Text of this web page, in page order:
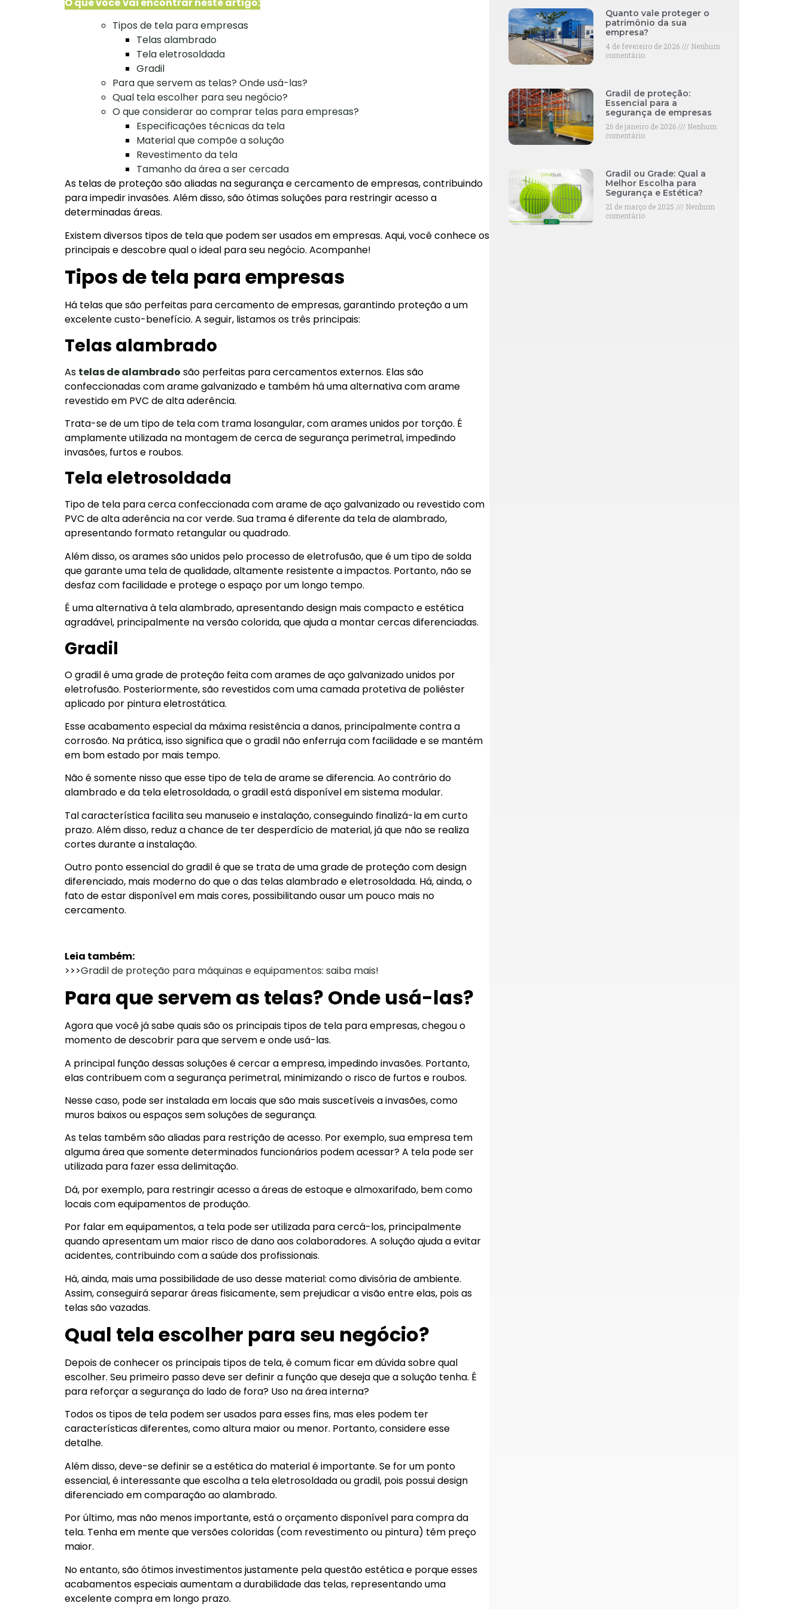
Tipos de tela para empresas
Telas alambrado
Tela eletrosoldada
Gradil
Para que servem as telas? Onde usá-las?
Qual tela escolher para seu negócio?
O que considerar ao comprar telas para empresas?
Especificações técnicas da tela
Material que compõe a solução
Revestimento da tela
Tamanho da área a ser cercada
As telas de proteção são aliadas na segurança e cercamento de empresas, contribuindo
para impedir invasões. Além disso, são ótimas soluções para restringir acesso a
determinadas áreas.
Existem diversos tipos de tela que podem ser usados em empresas. Aqui, você conhece os
principais e descobre qual o ideal para seu negócio. Acompanhe!
Tipos de tela para empresas
Há telas que são perfeitas para cercamento de empresas, garantindo proteção a um
excelente custo-benefício. A seguir, listamos os três principais:
Telas alambrado
As telas de alambrado são perfeitas para cercamentos externos. Elas são
confeccionadas com arame galvanizado e também há uma alternativa com arame
revestido em PVC de alta aderência.
Trata-se de um tipo de tela com trama losangular, com arames unidos por torção. É
amplamente utilizada na montagem de cerca de segurança perimetral, impedindo
invasões, furtos e roubos.
Tela eletrosoldada
Tipo de tela para cerca confeccionada com arame de aço galvanizado ou revestido com
PVC de alta aderência na cor verde. Sua trama é diferente da tela de alambrado,
apresentando formato retangular ou quadrado.
Além disso, os arames são unidos pelo processo de eletrofusão, que é um tipo de solda
que garante uma tela de qualidade, altamente resistente a impactos. Portanto, não se
desfaz com facilidade e protege o espaço por um longo tempo.
É uma alternativa à tela alambrado, apresentando design mais compacto e estética
agradável, principalmente na versão colorida, que ajuda a montar cercas diferenciadas.
Gradil
O gradil é uma grade de proteção feita com arames de aço galvanizado unidos por
eletrofusão. Posteriormente, são revestidos com uma camada protetiva de poliéster
aplicado por pintura eletrostática.
Esse acabamento especial da máxima resistência a danos, principalmente contra a
corrosão. Na prática, isso significa que o gradil não enferruja com facilidade e se mantém
em bom estado por mais tempo.
Não é somente nisso que esse tipo de tela de arame se diferencia. Ao contrário do
alambrado e da tela eletrosoldada, o gradil está disponível em sistema modular.
Tal característica facilita seu manuseio e instalação, conseguindo finalizá-la em curto
prazo. Além disso, reduz a chance de ter desperdício de material, já que não se realiza
cortes durante a instalação.
Outro ponto essencial do gradil é que se trata de uma grade de proteção com design
diferenciado, mais moderno do que o das telas alambrado e eletrosoldada. Há, ainda, o
fato de estar disponível em mais cores, possibilitando ousar um pouco mais no
cercamento.
Leia também:
>>>Gradil de proteção para máquinas e equipamentos: saiba mais!
Para que servem as telas? Onde usá-las?
Agora que você já sabe quais são os principais tipos de tela para empresas, chegou o
momento de descobrir para que servem e onde usá-las.
A principal função dessas soluções é cercar a empresa, impedindo invasões. Portanto,
elas contribuem com a segurança perimetral, minimizando o risco de furtos e roubos.
Nesse caso, pode ser instalada em locais que são mais suscetíveis a invasões, como
muros baixos ou espaços sem soluções de segurança.
As telas também são aliadas para restrição de acesso. Por exemplo, sua empresa tem
alguma área que somente determinados funcionários podem acessar? A tela pode ser
utilizada para fazer essa delimitação.
Dá, por exemplo, para restringir acesso a áreas de estoque e almoxarifado, bem como
locais com equipamentos de produção.
Por falar em equipamentos, a tela pode ser utilizada para cercá-los, principalmente
quando apresentam um maior risco de dano aos colaboradores. A solução ajuda a evitar
acidentes, contribuindo com a saúde dos profissionais.
Há, ainda, mais uma possibilidade de uso desse material: como divisória de ambiente.
Assim, conseguirá separar áreas fisicamente, sem prejudicar a visão entre elas, pois as
telas são vazadas.
Qual tela escolher para seu negócio?
Depois de conhecer os principais tipos de tela, é comum ficar em dúvida sobre qual
escolher. Seu primeiro passo deve ser definir a função que deseja que a solução tenha. É
para reforçar a segurança do lado de fora? Uso na área interna?
Todos os tipos de tela podem ser usados para esses fins, mas eles podem ter
características diferentes, como altura maior ou menor. Portanto, considere esse
detalhe.
Além disso, deve-se definir se a estética do material é importante. Se for um ponto
essencial, é interessante que escolha a tela eletrosoldada ou gradil, pois possui design
diferenciado em comparação ao alambrado.
Por último, mas não menos importante, está o orçamento disponível para compra da
tela. Tenha em mente que versões coloridas (com revestimento ou pintura) têm preço
maior.
No entanto, são ótimos investimentos justamente pela questão estética e porque esses
acabamentos especiais aumentam a durabilidade das telas, representando uma
excelente compra em longo prazo.
Quanto vale proteger o
patrimônio da sua
empresa?
4 de fevereiro de 2026
Nenhum
comentário
Gradil de proteção:
Essencial para a
segurança de empresas
26 de janeiro de 2026
Nenhum
comentário
Gradil ou Grade: Qual a
Melhor Escolha para
Segurança e Estética?
21 de março de 2025
Nenhum
comentário